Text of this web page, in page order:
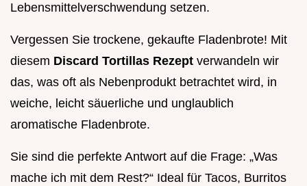
Lebensmittelverschwendung setzen.
Vergessen Sie trockene, gekaufte Fladenbrote! Mit
diesem Discard Tortillas Rezept verwandeln wir
das, was oft als Nebenprodukt betrachtet wird, in
weiche, leicht säuerliche und unglaublich
aromatische Fladenbrote.
Sie sind die perfekte Antwort auf die Frage: „Was
mache ich mit dem Rest?“ Ideal für Tacos, Burritos